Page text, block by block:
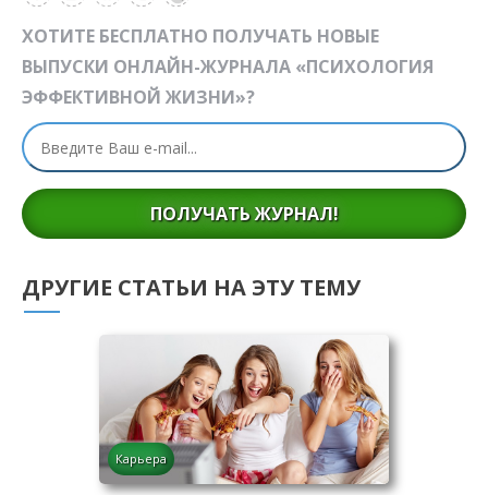
ХОТИТЕ БЕСПЛАТНО ПОЛУЧАТЬ НОВЫЕ
ВЫПУСКИ ОНЛАЙН-ЖУРНАЛА «ПСИХОЛОГИЯ
ЭФФЕКТИВНОЙ ЖИЗНИ»?
ПОЛУЧАТЬ ЖУРНАЛ!
ДРУГИЕ СТАТЬИ НА ЭТУ ТЕМУ
Карьера